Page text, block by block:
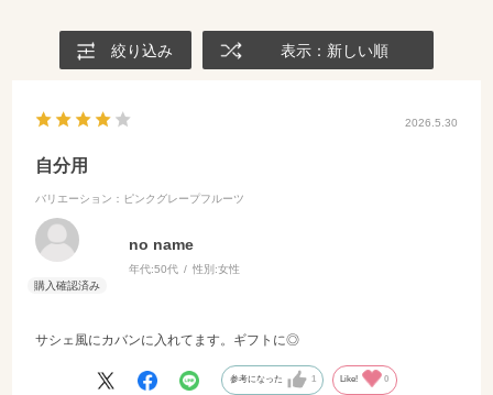
絞り込み 表示：新しい順
2026.5.30
自分用
バリエーション：ピンクグレープフルーツ
no name
年代:50代 性別:女性
サシェ風にカバンに入れてます。ギフトに◎
参考になった 1 Like! 0